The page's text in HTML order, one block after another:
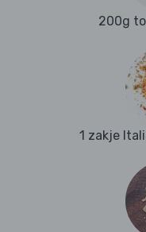
200g
1 zakje